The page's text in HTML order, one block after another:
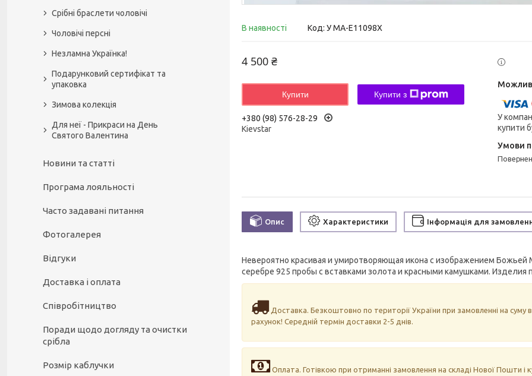
В наявності Код: У МА-Е11098Х
4 500 ₴
Купити Купити з
+380 (98) 576-28-29
Kievstar
У
купити
Опис Характеристики Інформація для
Невероятно красивая и умиротворяющая икона с изображением
серебре 925 пробы с вставками золота и красными камушками. Изделия
Доставка. Безкоштовно по території України при замовленні на суму
рахунок! Середній термін доставки 2-5 днів.
Оплата. Готівкою при отриманні замовлення на складі Нової Пошти і
Срібні браслети чоловічі
Чоловічі персні
Незламна Українка!
Подарунковий сертифікат та
упаковка
Зимова колекція
Для неї - Прикраси на День
Святого Валентина
Новини та статті
Програма лояльності
Часто задавані питання
Фотогалерея
Відгуки
Доставка і оплата
Співробітництво
Поради щодо догляду та очистки
срібла
Розмір каблучки